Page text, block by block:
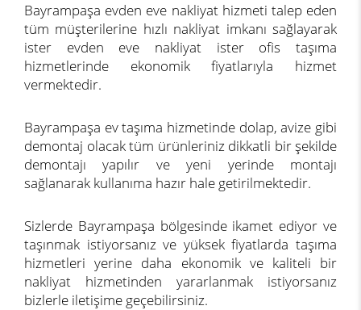
Bayrampaşa evden eve nakliyat hizmeti talep eden
tüm müşterilerine hızlı nakliyat imkanı sağlayarak
ister evden eve nakliyat ister ofis taşıma
hizmetlerinde ekonomik fiyatlarıyla hizmet
vermektedir.
Bayrampaşa ev taşıma hizmetinde dolap, avize gibi
demontaj olacak tüm ürünleriniz dikkatli bir şekilde
demontajı yapılır ve yeni yerinde montajı
sağlanarak kullanıma hazır hale getirilmektedir.
Sizlerde Bayrampaşa bölgesinde ikamet ediyor ve
taşınmak istiyorsanız ve yüksek fiyatlarda taşıma
hizmetleri yerine daha ekonomik ve kaliteli bir
nakliyat hizmetinden yararlanmak istiyorsanız
bizlerle iletişime geçebilirsiniz.